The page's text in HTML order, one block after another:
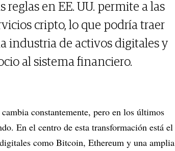
en EE. UU. permite a las
cripto, lo que podría traer
industria de activos digitales y
al sistema financiero.
constantemente, pero en los últimos
En el centro de esta transformación está el
como Bitcoin, Ethereum y una amplia